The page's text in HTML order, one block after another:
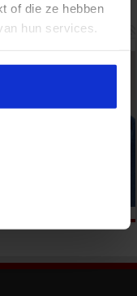
of die ze hebben
hun services.